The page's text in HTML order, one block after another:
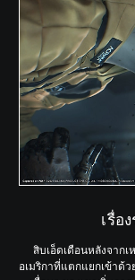
เรื่อ
สิบเอ็ดเดือนหลังจาก
อเมริกาที่แตกแยกเข้าด้